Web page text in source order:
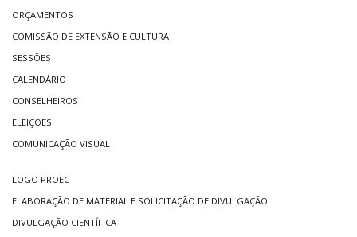
ORÇAMENTOS
COMISSÃO DE EXTENSÃO E CULTURA
SESSÕES
CALENDÁRIO
CONSELHEIROS
ELEIÇÕES
COMUNICAÇÃO VISUAL
LOGO PROEC
ELABORAÇÃO DE MATERIAL E SOLICITAÇÃO DE DIVULGAÇÃO
DIVULGAÇÃO CIENTÍFICA